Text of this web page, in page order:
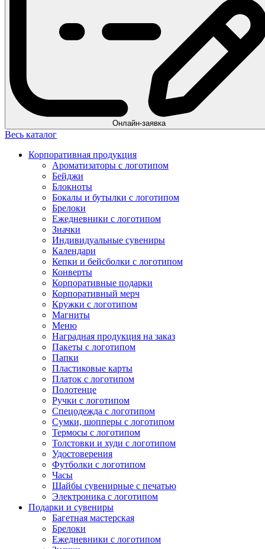
Онлайн-заявка
Весь каталог
Корпоративная продукция
Ароматизаторы с логотипом
Бейджи
Блокноты
Бокалы и бутылки с логотипом
Брелоки
Ежедневники с логотипом
Значки
Индивидуальные сувениры
Календари
Кепки и бейсболки с логотипом
Конверты
Корпоративные подарки
Корпоративный мерч
Кружки с логотипом
Магниты
Меню
Наградная продукция на заказ
Пакеты с логотипом
Папки
Пластиковые карты
Платок с логотипом
Полотенце
Ручки с логотипом
Спецодежда с логотипом
Сумки, шопперы с логотипом
Термосы с логотипом
Толстовки и худи с логотипом
Удостоверения
Футболки с логотипом
Часы
Шайбы сувенирные с печатью
Электроника с логотипом
Подарки и сувениры
Багетная мастерская
Брелоки
Ежедневники с логотипом